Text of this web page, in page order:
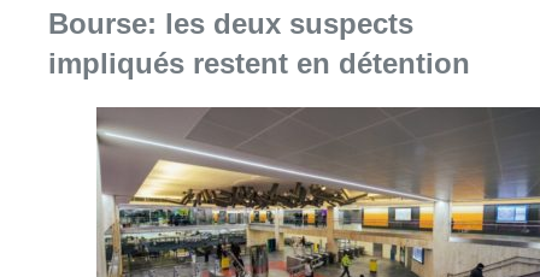
05 août 2026Consulter l'article "Violente altercation à la
Réaménagement de l’avenue Louis
Bertrand : une centaine d’arbres
menacés d’abattage